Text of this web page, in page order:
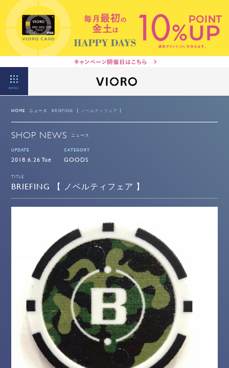
MENU
HOME ニュース BRIEFING 【 ノベルティフェア 】
SHOP NEWS ニュース
UPDATE
2018.6.26 Tue
CATEGORY
GOODS
TITLE
BRIEFING 【 ノベルティフェア 】